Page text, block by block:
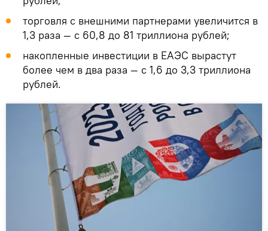
торговля с внешними партнерами увеличится в
1,3 раза — с 60,8 до 81 триллиона рублей;
накопленные инвестиции в ЕАЭС вырастут
более чем в два раза — с 1,6 до 3,3 триллиона
рублей.